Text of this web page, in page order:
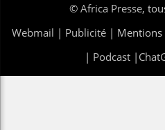
© Africa Presse,
Webmail | Publicité | Mentions
| Podcast|